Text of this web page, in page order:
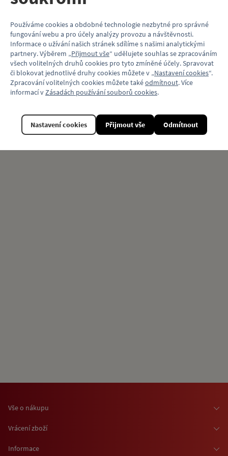
Vlastnosti
Kód produktu KP096_T5C
Model vozu ČKD Tatra T5
Motiv (typ vozu)
Související produkty
Vše o nákupu
Vrácení zboží
Informace
Používáme cookies a obdobné technologie nezbytné pro správné
fungování webu a pro účely analýzy provozu a návštěvnosti.
Informace o užívání našich stránek sdílíme s našimi analytickými
partnery. Výběrem „Přijmout vše“ udělujete souhlas se zpracováním
všech volitelných druhů cookies pro tyto zmíněné účely. Spravovat
či blokovat jednotlivé druhy cookies můžete v „Nastavení cookies“.
Zpracování volitelných cookies můžete takéodmítnout. Více
informací vZásadách používání souborů cookies.
Odmítnout
Nastavení cookies Přijmout vše